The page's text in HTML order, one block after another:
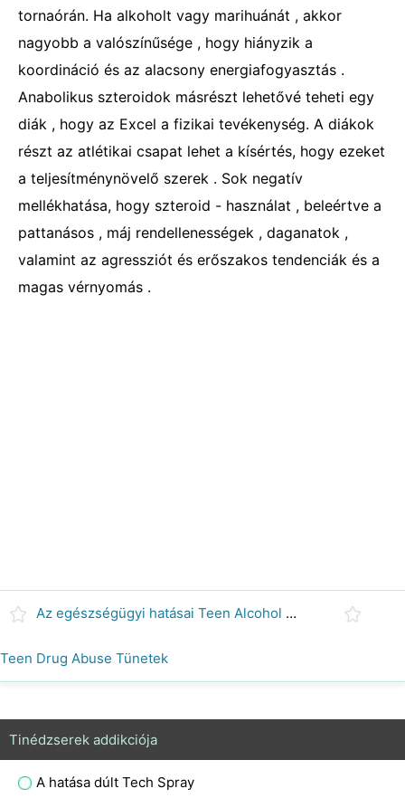
tornaórán. Ha alkoholt vagy marihuánát , akkor
nagyobb a valószínűsége , hogy hiányzik a
koordináció és az alacsony energiafogyasztás .
Anabolikus szteroidok másrészt lehetővé teheti egy
diák , hogy az Excel a fizikai tevékenység. A diákok
részt az atlétikai csapat lehet a kísértés, hogy ezeket
a teljesítménynövelő szerek . Sok negatív
mellékhatása, hogy szteroid - használat , beleértve a
pattanásos , máj rendellenességek , daganatok ,
valamint az agressziót és erőszakos tendenciák és a
magas vérnyomás .
Az egészségügyi hatásai Teen Alcohol Use
Teen Drug Abuse Tünetek
Tinédzserek addikciója
A hatása dúlt Tech Spray